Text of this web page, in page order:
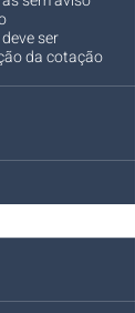
ser
da cotação